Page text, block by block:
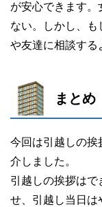
が安心できます。
ない。しかし、
や友達に相談する
まとめ
今回は引越しの挨
介しました。
引越しの挨拶はで
せ、引越し当日は